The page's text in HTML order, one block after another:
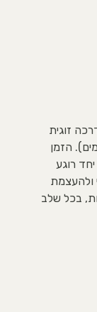
זוגית
הזמן
רוגע
ולהעצמת
בכל שלב